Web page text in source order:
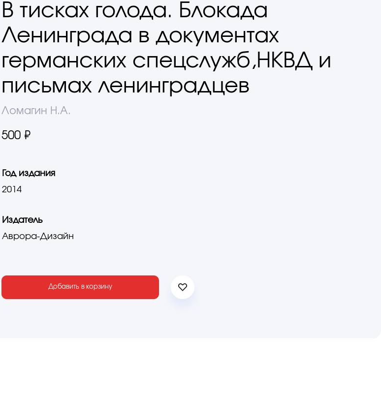
В тисках голода. Блокада
Ленинграда в документах
германских спецслужб,НКВД и
письмах ленинградцев
Ломагин Н.А.
500 ₽
Год издания
2014
Издатель
Аврора-Дизайн
Добавить в корзину